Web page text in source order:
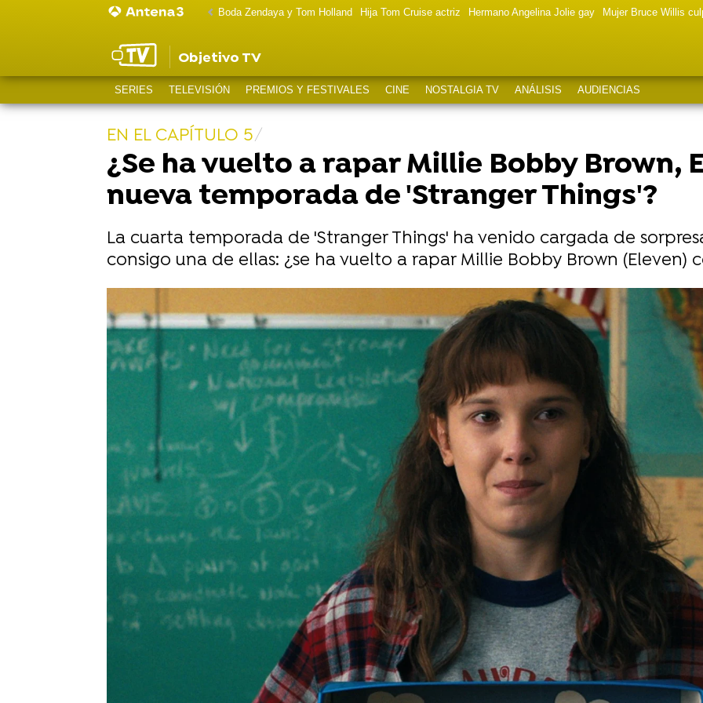
Boda Zendaya y Tom Holland Hija Tom Cruise actriz Hermano Angelina Jolie gay Mujer Bruce Willis
Objetivo TV
SERIES TELEVISIÓN PREMIOS Y FESTIVALES CINE NOSTALGIA TV ANÁLISIS AUDIENCIAS
EN EL CAPÍTULO 5
¿Se ha vuelto a rapar Millie Bobby Brown,
nueva temporada de 'Stranger Things'?
La cuarta temporada de 'Stranger Things' ha venido cargada de
consigo una de ellas: ¿se ha vuelto a rapar Millie Bobby Brown (Eleven)
Mariam Armiñana
Madrid
Publicado: 04 de junio de 2022, 16:04
WhatsappFacebook
La cuarta temporada de 'Stranger Things' ha
regresado con episodios de lo más extensos. El
primer volumen, que ya está disponible en Netflix,
cuenta consiete capítulosde los dos restantes que